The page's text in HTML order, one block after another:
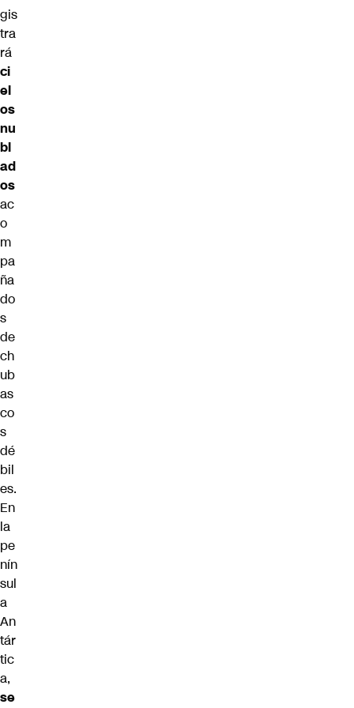
gis
tra
rá
ci
el
os
nu
bl
ad
os
ac
o
m
pa
ña
do
s
de
ch
ub
as
co
s
dé
bil
es.
En
la
pe
nín
sul
a
An
tár
tic
a,
se